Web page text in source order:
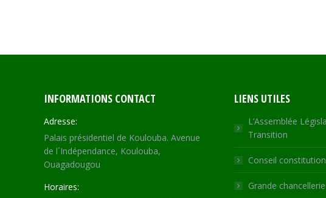
INFORMATIONS CONTACT
Adresse:
Palais présidentiel de Koulouba. Avenue
de l´Indépendance, Koulouba,
Ouagadougou
Horaires:
LIENS UTILES
L’Assemblée
Transition
Conseil
Grande chancellerie